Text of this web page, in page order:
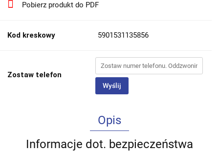
Pobierz produkt do PDF
Kod kreskowy 5901531135856
Zostaw telefon
Wyślij
Opis
Informacje dot. bezpieczeństwa